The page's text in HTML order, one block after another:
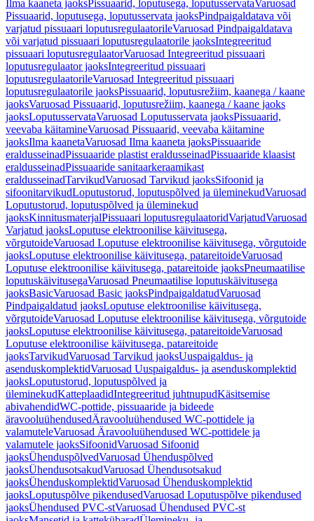
Ilma kaaneta jaoksPissuaarid, loputusega, loputusservataVaruosad
Pissuaarid, loputusega, loputusservata jaoksPindpaigaldatava või
varjatud pissuaari loputusregulaatorileVaruosad Pindpaigaldatava
või varjatud pissuaari loputusregulaatorile jaoksIntegreeritud
pissuaari loputusregulaatorVaruosad Integreeritud pissuaari
loputusregulaator jaoksIntegreeritud pissuaari
loputusregulaatorileVaruosad Integreeritud pissuaari
loputusregulaatorile jaoksPissuaarid, loputusrežiim, kaanega / kaane
jaoksVaruosad Pissuaarid, loputusrežiim, kaanega / kaane jaoks
jaoksLoputusservataVaruosad Loputusservata jaoksPissuaarid,
veevaba käitamineVaruosad Pissuaarid, veevaba käitamine
jaoksIlma kaanetaVaruosad Ilma kaaneta jaoksPissuaaride
eraldusseinadPissuaaride plastist eraldusseinadPissuaaride klaasist
eraldusseinadPissuaaride sanitaarkeraamikast
eraldusseinadTarvikudVaruosad Tarvikud jaoksSifoonid ja
sifoonitarvikudLoputustorud, loputuspõlved ja üleminekudVaruosad
Loputustorud, loputuspõlved ja üleminekud
jaoksKinnitusmaterjalPissuaari loputusregulaatoridVarjatudVaruosad
Varjatud jaoksLoputuse elektroonilise käivitusega,
võrgutoideVaruosad Loputuse elektroonilise käivitusega, võrgutoide
jaoksLoputuse elektroonilise käivitusega, patareitoideVaruosad
Loputuse elektroonilise käivitusega, patareitoide jaoksPneumaatilise
loputuskäivitusegaVaruosad Pneumaatilise loputuskäivitusega
jaoksBasicVaruosad Basic jaoksPindpaigaldatudVaruosad
Pindpaigaldatud jaoksLoputuse elektroonilise käivitusega,
võrgutoideVaruosad Loputuse elektroonilise käivitusega, võrgutoide
jaoksLoputuse elektroonilise käivitusega, patareitoideVaruosad
Loputuse elektroonilise käivitusega, patareitoide
jaoksTarvikudVaruosad Tarvikud jaoksUuspaigaldus- ja
asenduskomplektidVaruosad Uuspaigaldus- ja asenduskomplektid
jaoksLoputustorud, loputuspõlved ja
üleminekudKatteplaadidIntegreeritud juhtnupudKäsitsemise
abivahendidWC-pottide, pissuaaride ja bideede
äravooluühendusedÄravooluühendused WC-pottidele ja
valamuteleVaruosad Äravooluühendused WC-pottidele ja
valamutele jaoksSifoonidVaruosad Sifoonid
jaoksÜhenduspõlvedVaruosad Ühenduspõlved
jaoksÜhendusotsakudVaruosad Ühendusotsakud
jaoksÜhenduskomplektidVaruosad Ühenduskomplektid
jaoksLoputuspõlve pikendusedVaruosad Loputuspõlve pikendused
jaoksÜhendused PVC-stVaruosad Ühendused PVC-st